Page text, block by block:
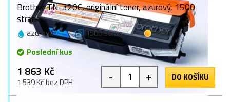
Brother TN-320C, originální toner, azurový, 1500
stran
azurová 1500 stran
1 bod
Poslední kus
1 863 Kč
1 539 Kč bez DPH - + DO KOŠÍKU